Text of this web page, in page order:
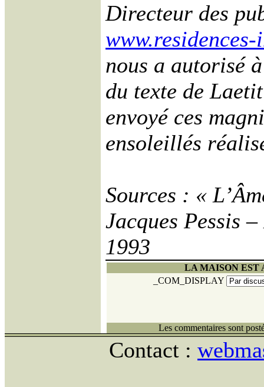
Directeur des
nous a autorisé
du texte de
envoyé ces
ensoleillés
Sources : «
Jacques Pessis
1993
LA MAISON EST
_COM_DISPLAY
Les commentaires sont
Contact :